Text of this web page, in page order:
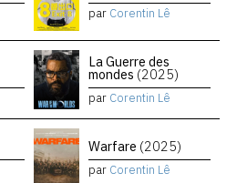
par Corentin Lê
La Guerre des
mondes (2025)
par Corentin Lê
Warfare (2025)
par Corentin Lê